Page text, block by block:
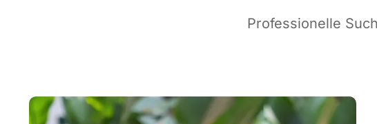
Pro­fes­sio­nel­le